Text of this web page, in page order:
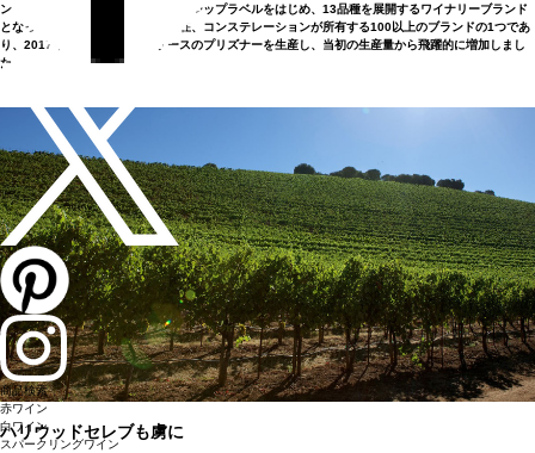
ン・カンパニー」として、フラッグシップラベルをはじめ、13品種を展開するワイナリーブランド
となっています。プリズナーは現在、コンステレーションが所有する100以上のブランドの1つであ
り、2017年には約16万5000ケースのプリズナーを生産し、当初の生産量から飛躍的に増加しまし
た。
ハリウッドセレブも虜に
商品検索
赤ワイン
白ワイン
スパークリングワイン